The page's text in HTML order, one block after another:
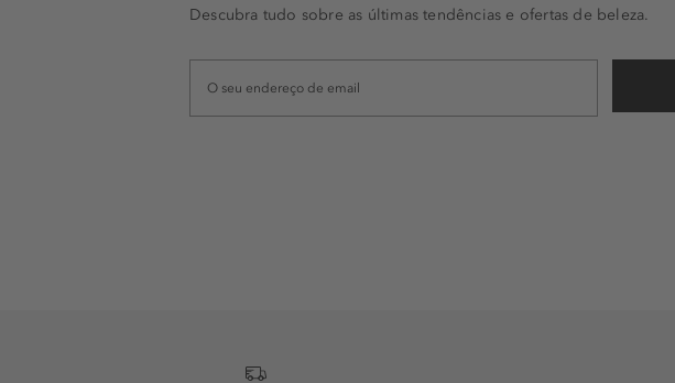
Descubra tudo sobre as últimas tendências e ofertas de beleza.